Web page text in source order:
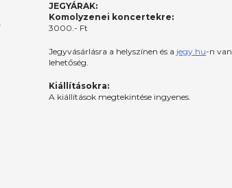
JEGYÁRAK:
Komolyzenei koncertekre:
3000.- Ft
Jegyvásárlásra a helyszínen és a jegy.hu-n van
lehetőség.
Kiállításokra:
A kiállítások megtekintése ingyenes.